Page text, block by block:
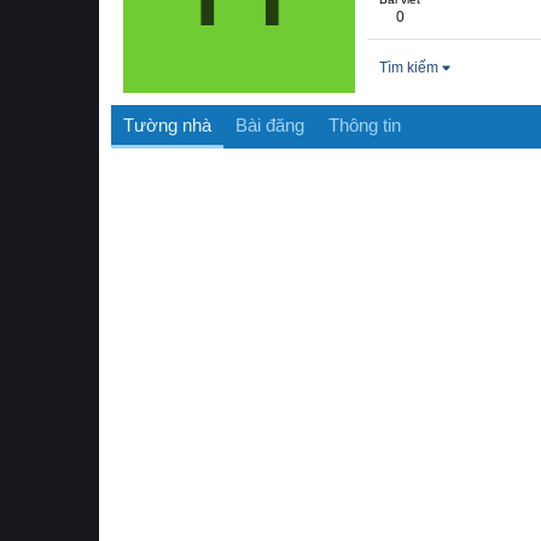
0
Tìm kiếm
Tường nhà Bài đăng Thông tin